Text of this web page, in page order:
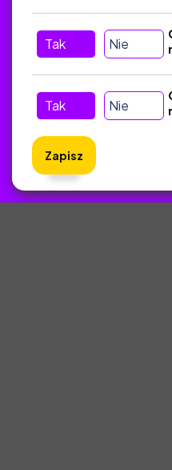
Tak Nie
Tak Nie
Zapisz